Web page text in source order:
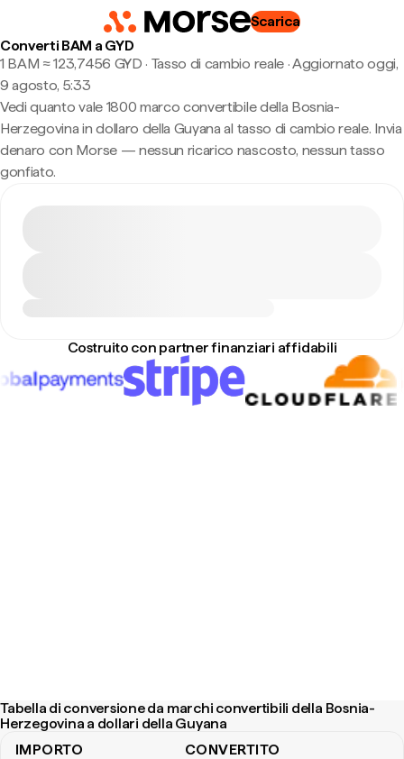
Scarica
Converti BAM a GYD
1 BAM ≈ 123,7456 GYD · Tasso di cambio reale·Aggiornato oggi,
9 agosto, 5:33
Vedi quanto vale 1800 marco convertibile della Bosnia-
Herzegovina in dollaro della Guyana al tasso di cambio reale. Invia
denaro con Morse — nessun ricarico nascosto, nessun tasso
gonfiato.
Costruito con partner finanziari affidabili
Tabella di conversione da marchi convertibili della Bosnia-
Herzegovina a dollari della Guyana
IMPORTO CONVERTITO